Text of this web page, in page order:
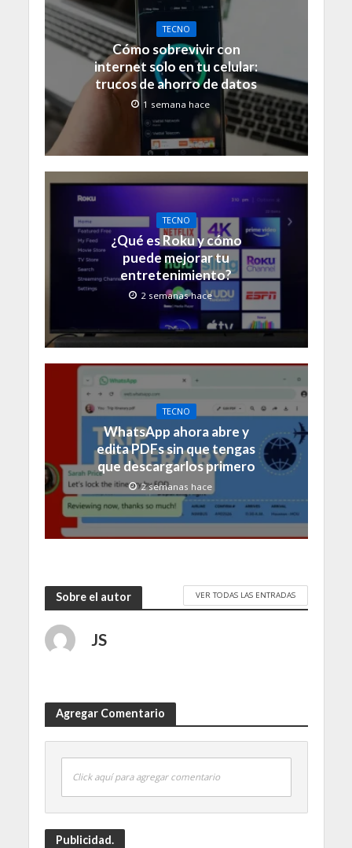
TECNO
Cómo sobrevivir con
internet solo en tu celular:
trucos de ahorro de datos
1 semana hace
TECNO
¿Qué es Roku y cómo
puede mejorar tu
entretenimiento?
2 semanas hace
TECNO
WhatsApp ahora abre y
edita PDFs sin que tengas
que descargarlos primero
2 semanas hace
Sobre el autor VER TODAS LAS ENTRADAS
JS
Agregar Comentario
Click aquí para agregar comentario
Publicidad.